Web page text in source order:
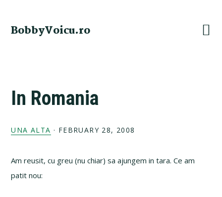
primary
main
primary
footer
BobbyVoicu.ro
In Romania
UNA ALTA · FEBRUARY 28, 2008
Am reusit, cu greu (nu chiar) sa ajungem in tara. Ce am
patit nou: